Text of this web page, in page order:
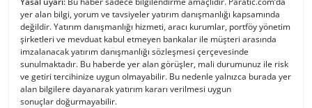
yer alan bilgi, yorum ve tavsiyeler yatırım danışmanlığı kapsamında
değildir. Yatırım danışmanlığı hizmeti, aracı kurumlar, portföy yönetim
şirketleri ve mevduat kabul etmeyen bankalar ile müşteri arasında
imzalanacak yatırım danışmanlığı sözleşmesi çerçevesinde
sunulmaktadır. Bu haberde yer alan görüşler, mali durumunuz ile risk
ve getiri tercihinize uygun olmayabilir. Bu nedenle yalnızca burada yer
alan bilgilere dayanarak yatırım kararı verilmesi uygun
sonuçlar doğurmayabilir.